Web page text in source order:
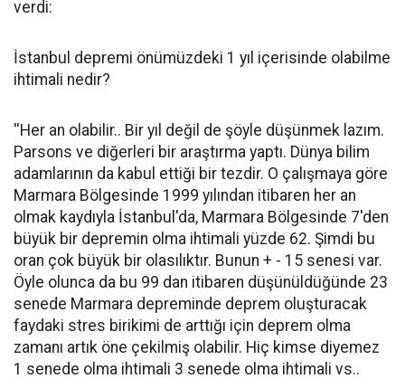
verdi:
İstanbul depremi önümüzdeki 1 yıl içerisinde olabilme
ihtimali nedir?
''Her an olabilir.. Bir yıl değil de şöyle düşünmek lazım.
Parsons ve diğerleri bir araştırma yaptı. Dünya bilim
adamlarının da kabul ettiği bir tezdir. O çalışmaya göre
Marmara Bölgesinde 1999 yılından itibaren her an
olmak kaydıyla İstanbul'da, Marmara Bölgesinde 7'den
büyük bir depremin olma ihtimali yüzde 62. Şimdi bu
oran çok büyük bir olasılıktır. Bunun + - 15 senesi var.
Öyle olunca da bu 99 dan itibaren düşünüldüğünde 23
senede Marmara depreminde deprem oluşturacak
faydaki stres birikimi de arttığı için deprem olma
zamanı artık öne çekilmiş olabilir. Hiç kimse diyemez
1 senede olma ihtimali 3 senede olma ihtimali vs..